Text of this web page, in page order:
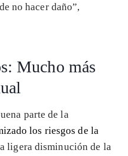
no hacer daño”,
Mucho más
parte de la
los riesgos de la
ligera disminución de la